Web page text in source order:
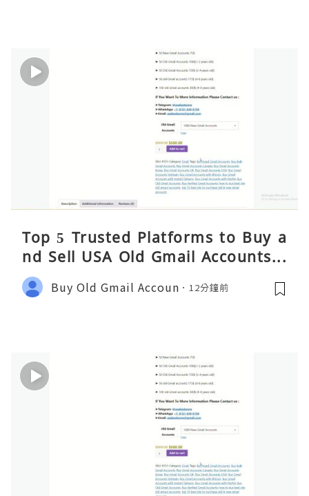
Top 5 Trusted Platforms to Buy a
nd Sell USA Old Gmail Accounts S
afely 2026
Buy Old Gmail Accoun 12分鐘前